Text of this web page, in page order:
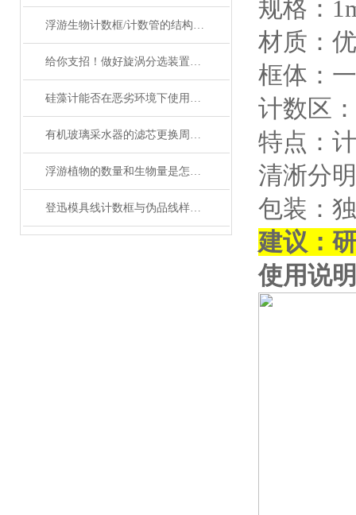
浮游生物计数框/计数管的结构设计及操作使用技术
给你支招！做好旋涡分选装置的日常维护
硅藻计能否在恶劣环境下使用？它具有哪些防护措施？
有机玻璃采水器的滤芯更换周期是多久？
浮游植物的数量和生物量是怎么计算的
登迅模具线计数框与伪品线样的质量比较
规格：
材质：
框体：
计数区
特点：
清淅分
包装：
建议：
使用说